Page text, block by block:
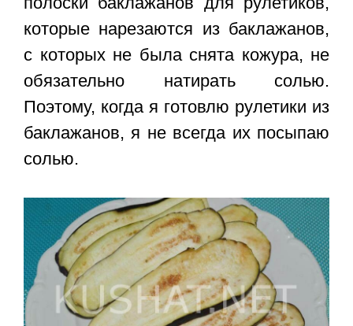
которые нарезаются из баклажанов,
с которых не была снята кожура, не
обязательно натирать солью.
Поэтому, когда я готовлю рулетики из
баклажанов, я не всегда их посыпаю
солью.